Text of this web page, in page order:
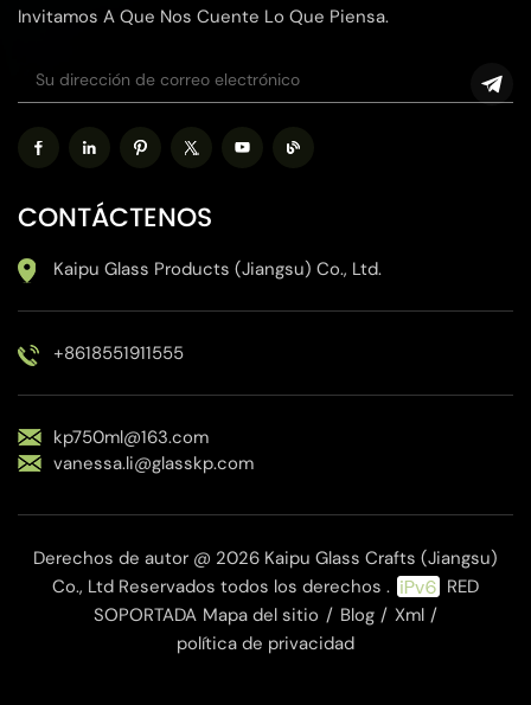
Invitamos A Que Nos Cuente Lo Que Piensa.
CONTÁCTENOS
Kaipu Glass Products (Jiangsu) Co., Ltd.
+8618551911555
kp750ml@163.com
vanessa.li@glasskp.com
Derechos de autor @ 2026 Kaipu Glass Crafts (Jiangsu)
Co., Ltd Reservados todos los derechos .
RED
SOPORTADA Mapa del sitio / Blog / Xml /
política de privacidad